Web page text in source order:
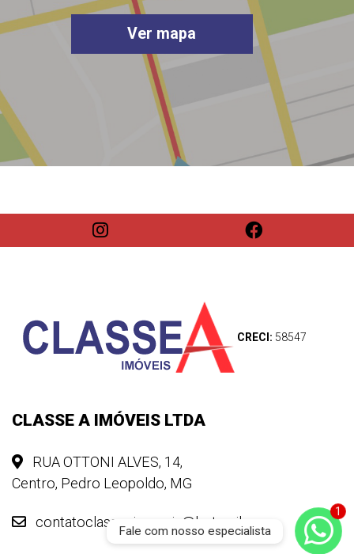
Fale com nosso especialista
Ver mapa
CRECI: 58547
CLASSE A IMÓVEIS LTDA
RUA OTTONI ALVES, 14,
Centro, Pedro Leopoldo, MG
contatoclasseaimoveis@hotmail.com